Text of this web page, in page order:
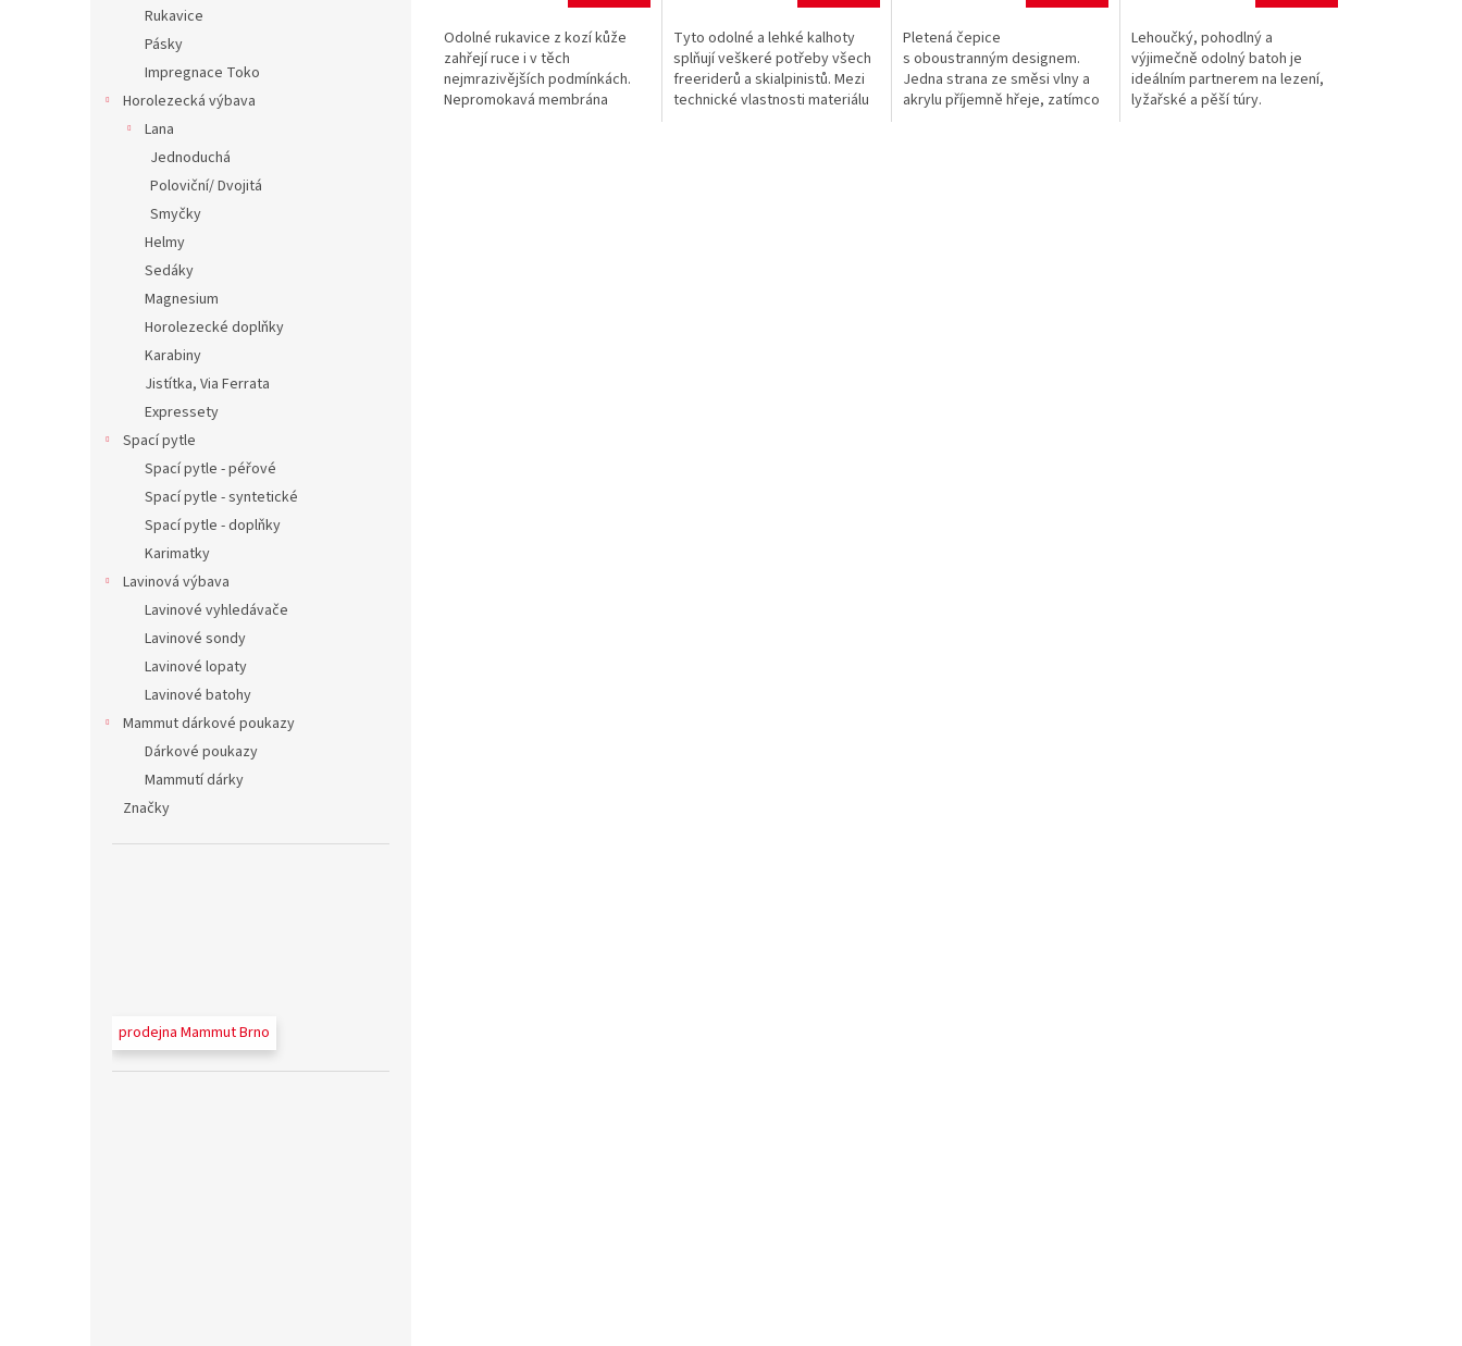
Rukavice
Pásky
Impregnace Toko
Horolezecká výbava
Lana
Jednoduchá
Poloviční/ Dvojitá
Smyčky
Helmy
Sedáky
Magnesium
Horolezecké doplňky
Karabiny
Jistítka, Via Ferrata
Expressety
Spací pytle
Spací pytle - péřové
Spací pytle - syntetické
Spací pytle - doplňky
Karimatky
Lavinová výbava
Lavinové vyhledávače
Lavinové sondy
Lavinové lopaty
Lavinové batohy
Mammut dárkové poukazy
Dárkové poukazy
Mammutí dárky
Značky
prodejna Mammut Brno
Odolné rukavice z kozí kůže
zahřejí ruce i v těch
nejmrazivějších podmínkách.
Nepromokavá membrána
Tyto odolné a lehké kalhoty
splňují veškeré potřeby všech
freeriderů a skialpinistů. Mezi
technické vlastnosti materiálu
Pletená čepice
s oboustranným designem.
Jedna strana ze směsi vlny a
akrylu příjemně hřeje, zatímco
Lehoučký, pohodlný a
výjimečně odolný batoh je
ideálním partnerem na lezení,
lyžařské a pěší túry.